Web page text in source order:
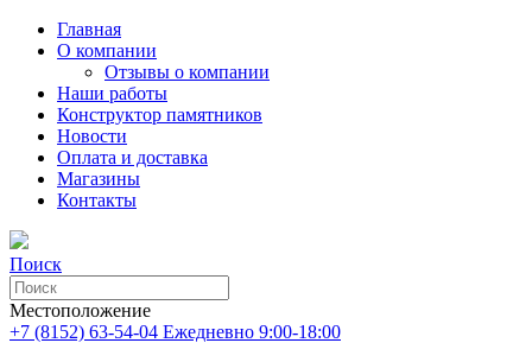
Главная
О компании
Отзывы о компании
Наши работы
Конструктор памятников
Новости
Оплата и доставка
Магазины
Контакты
Поиск
Местоположение
+7 (8152) 63-54-04 Ежедневно 9:00-18:00